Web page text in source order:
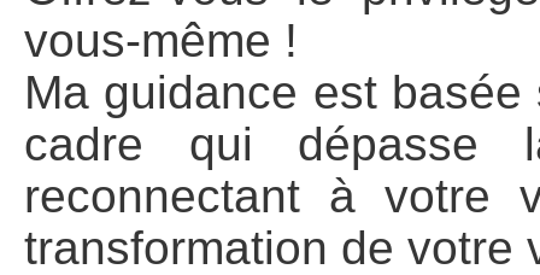
vous-même !
Ma guidance est
cadre qui dépasse
reconnectant à votre
transformation de votre